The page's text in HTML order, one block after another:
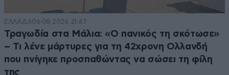
ΕΛΛΑΔΑ06·08·2026 21:47
Τραγωδία στα Μάλια: «Ο πανικός τη σκότωσε»
– Τι λένε μάρτυρες για τη 42χρονη Ολλανδή
που πνίγηκε προσπαθώντας να σώσει τη φίλη
της